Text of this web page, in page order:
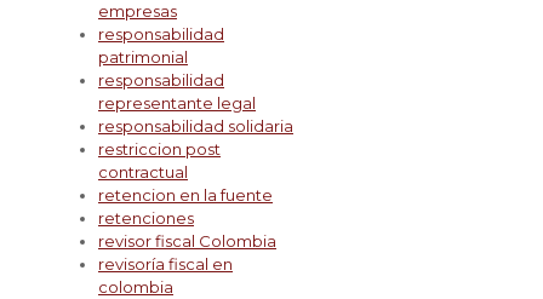
empresas
responsabilidad
patrimonial
responsabilidad
representante legal
responsabilidad solidaria
restriccion post
contractual
retencion en la fuente
retenciones
revisor fiscal Colombia
revisoría fiscal en
colombia